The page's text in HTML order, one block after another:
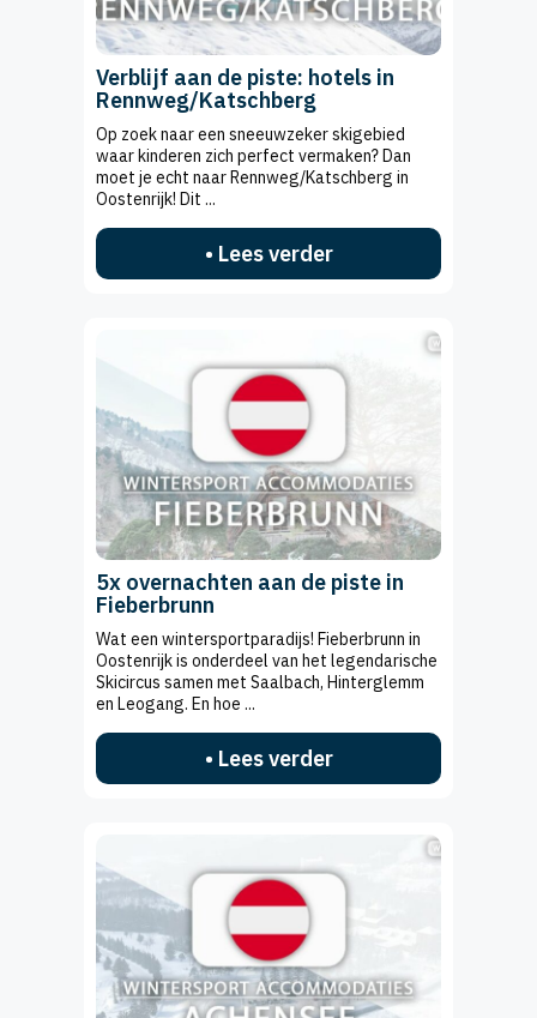
Verblijf aan de piste: hotels in
Rennweg/Katschberg
Op zoek naar een sneeuwzeker skigebied
waar kinderen zich perfect vermaken? Dan
moet je echt naar Rennweg/Katschberg in
Oostenrijk! Dit ...
• Lees verder
5x overnachten aan de piste in
Fieberbrunn
Wat een wintersportparadijs! Fieberbrunn in
Oostenrijk is onderdeel van het legendarische
Skicircus samen met Saalbach, Hinterglemm
en Leogang. En hoe ...
• Lees verder